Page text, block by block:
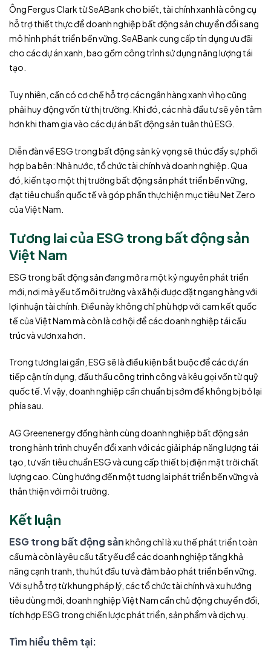
Ông Fergus Clark từ SeABank cho biết, tài chính xanh là công cụ
hỗ trợ thiết thực để doanh nghiệp bất động sản chuyển đổi sang
mô hình phát triển bền vững. SeABank cung cấp tín dụng ưu đãi
cho các dự án xanh, bao gồm công trình sử dụng năng lượng tái
tạo.
Tuy nhiên, cần có cơ chế hỗ trợ các ngân hàng xanh vì họ cũng
phải huy động vốn từ thị trường. Khi đó, các nhà đầu tư sẽ yên tâm
hơn khi tham gia vào các dự án bất động sản tuân thủ ESG.
Diễn đàn về ESG trong bất động sản kỳ vọng sẽ thúc đẩy sự phối
hợp ba bên: Nhà nước, tổ chức tài chính và doanh nghiệp. Qua
đó, kiến tạo một thị trường bất động sản phát triển bền vững,
đạt tiêu chuẩn quốc tế và góp phần thực hiện mục tiêu Net Zero
của Việt Nam.
Tương lai của ESG trong bất động sản
Việt Nam
ESG trong bất động sản đang mở ra một kỷ nguyên phát triển
mới, nơi mà yếu tố môi trường và xã hội được đặt ngang hàng với
lợi nhuận tài chính. Điều này không chỉ phù hợp với cam kết quốc
tế của Việt Nam mà còn là cơ hội để các doanh nghiệp tái cấu
trúc và vươn xa hơn.
Trong tương lai gần, ESG sẽ là điều kiện bắt buộc để các dự án
tiếp cận tín dụng, đấu thầu công trình công và kêu gọi vốn từ quỹ
quốc tế. Vì vậy, doanh nghiệp cần chuẩn bị sớm để không bị bỏ lại
phía sau.
AG Greenenergy đồng hành cùng doanh nghiệp bất động sản
trong hành trình chuyển đổi xanh với các giải pháp năng lượng tái
tạo, tư vấn tiêu chuẩn ESG và cung cấp thiết bị điện mặt trời chất
lượng cao. Cùng hướng đến một tương lai phát triển bền vững và
thân thiện với môi trường.
Kết luận
ESG trong bất động sảnkhông chỉ là xu thế phát triển toàn
cầu mà còn là yêu cầu tất yếu để các doanh nghiệp tăng khả
năng cạnh tranh, thu hút đầu tư và đảm bảo phát triển bền vững.
Với sự hỗ trợ từ khung pháp lý, các tổ chức tài chính và xu hướng
tiêu dùng mới, doanh nghiệp Việt Nam cần chủ động chuyển đổi,
tích hợp ESG trong chiến lược phát triển, sản phẩm và dịch vụ.
Tìm hiểu thêm tại: